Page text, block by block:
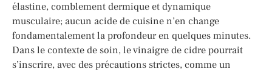
élastine, comblement dermique et dynamique
musculaire; aucun acide de cuisine n’en change
fondamentalement la profondeur en quelques minutes.
Dans le contexte de soin, le vinaigre de cidre pourrait
s’inscrire, avec des précautions strictes, comme un